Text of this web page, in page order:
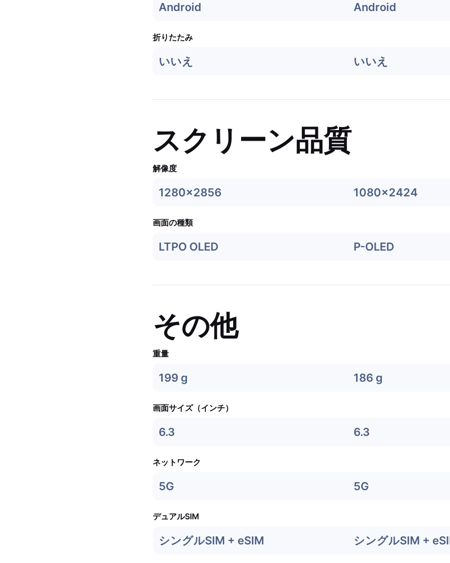
Android Android
折りたたみ
いいえ いいえ
スクリーン品質
解像度
1280x2856 1080x2424
画面の種類
LTPO OLED P-OLED
その他
重量
199 g 186 g
画面サイズ（インチ）
6.3 6.3
ネットワーク
5G 5G
デュアルSIM
シングルSIM + eSIM シングルSIM +